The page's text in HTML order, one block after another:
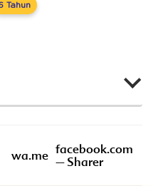
Tahun
wa.me facebook.com
– Sharer